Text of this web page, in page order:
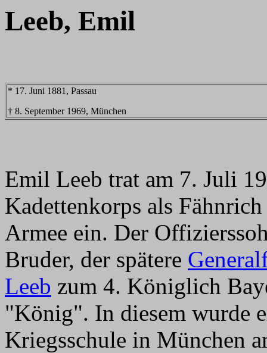
Leeb, Emil
* 17. Juni 1881, Passau
† 8. September 1969, München
Emil Leeb trat am 7. Juli
Kadettenkorps als
Armee ein. Der
Bruder, der spätere
Leeb zum 4. Königlich
"König". In diesem wurde
Kriegsschule in München